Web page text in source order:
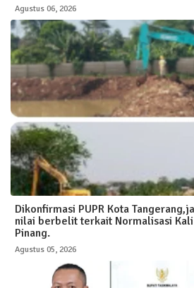
Agustus 06, 2026
Dikonfirmasi PUPR Kota
nilai berbelit terkait Normalisasi
Pinang.
Agustus 05, 2026